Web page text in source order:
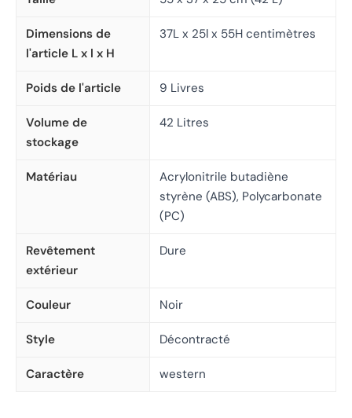
Dimensions de
l'article L x l x H
37L x 25l x 55H centimètres
Poids de l'article 9 Livres
Volume de
stockage
42 Litres
Matériau
Acrylonitrile butadiène
styrène (ABS), Polycarbonate
(PC)
Revêtement
extérieur
Dure
Couleur Noir
Style Décontracté
Caractère western